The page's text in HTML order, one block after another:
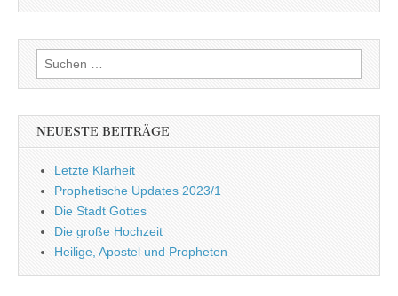
Suchen
nach:
NEUESTE BEITRÄGE
Letzte Klarheit
Prophetische Updates 2023/1
Die Stadt Gottes
Die große Hochzeit
Heilige, Apostel und Propheten